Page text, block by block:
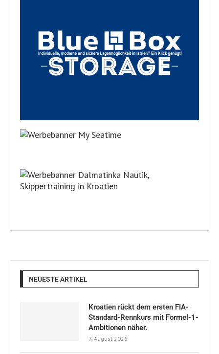
NEUESTE ARTIKEL
Kroatien rückt dem ersten FIA-
Standard-Rennkurs mit Formel-1-
Ambitionen näher.
7. August 2026